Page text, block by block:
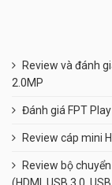
Review và đánh
2.0MP
Đánh giá FPT
Review cáp mini
Review bộ